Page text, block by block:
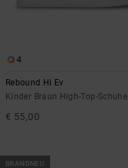
4
Rebound Hi Ev
Kinder Braun High-Top-Schuhe
€ 55,00
BRANDNEU